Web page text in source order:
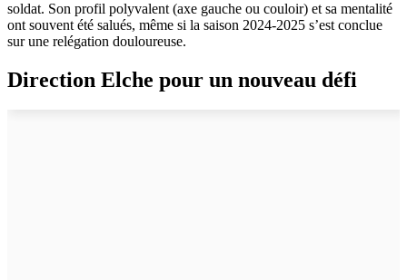
soldat. Son profil polyvalent (axe gauche ou couloir) et sa mentalité
ont souvent été salués, même si la saison 2024-2025 s’est conclue
sur une relégation douloureuse.
Direction Elche pour un nouveau défi